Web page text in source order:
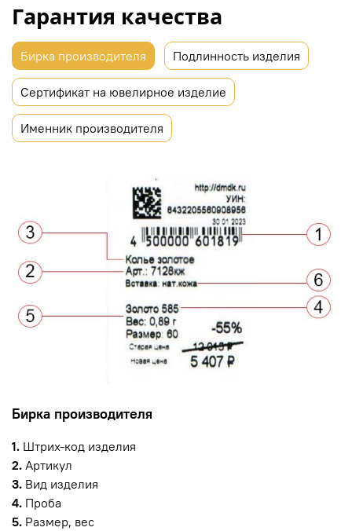
Гарантия качества
Бирка производителя Подлинность изделия
Сертификат на ювелирное изделие
Именник производителя
Бирка производителя
1. Штрих-код изделия
2. Артикул
3. Вид изделия
4. Проба
5. Размер, вес